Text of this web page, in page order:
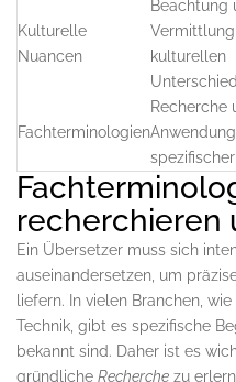
Kulturelle
Nuancen
Beachtung
kulturellen
Fachterminologien
Recherche
Anwendung
recherchieren
Ein Übersetzer muss sich
auseinandersetzen, um
liefern. In vielen Branchen,
Technik, gibt es spezifische
bekannt sind. Daher ist es
gründliche Recherche zu